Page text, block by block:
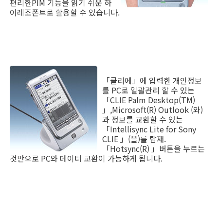
편리한PIM 기능을 읽기 쉬운 하
이레조폰트로 활용할 수 있습니다.
「클리에」에 입력한 개인정보
를 PC로 일괄관리 할 수 있는
「CLIE Palm Desktop(TM)
」,Microsoft(R) Outlook (와)
과 정보를 교환할 수 있는
「Intellisync Lite for Sony
CLIE 」(을)를 탑재.
「Hotsync(R) 」버튼을 누르는
것만으로 PC와 데이터 교환이 가능하게 됩니다.